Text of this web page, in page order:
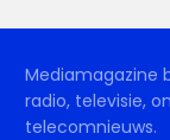
Mediamagazine
radio, televisie,
telecomnieuws.